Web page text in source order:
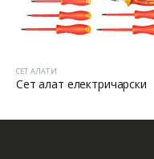
СЕТ АЛАТИ
Сет алат електричарски